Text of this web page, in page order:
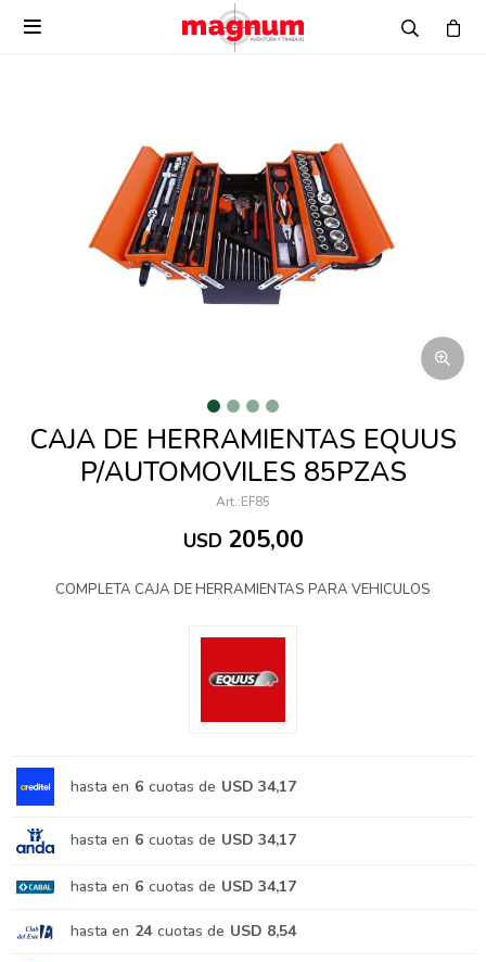

CAJA DE HERRAMIENTAS EQUUS
P/AUTOMOVILES 85PZAS
EF85
USD 205,00
COMPLETA CAJA DE HERRAMIENTAS PARA VEHICULOS
hasta en 6 cuotas de USD 34,17
hasta en 6 cuotas de USD 34,17
hasta en 6 cuotas de USD 34,17
hasta en 24 cuotas de USD 8,54